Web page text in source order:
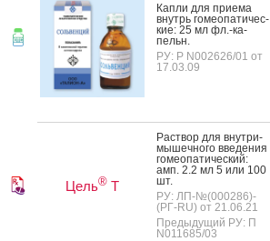
Кап­ли для при­ема
внутрь го­ме­опа­тичес­
кие: 25 мл фл.-ка­
пельн.
РУ: Р N002626/01 от
17.03.09
Цель® Т
Рас­твор для внут­ри­
мышеч­но­го вве­дения
го­ме­опа­тичес­кий:
амп. 2.2 мл 5 или 100
шт.
РУ: ЛП-№(000286)-
(РГ-RU) от 21.06.21
Предыдущий РУ: П
N011685/03